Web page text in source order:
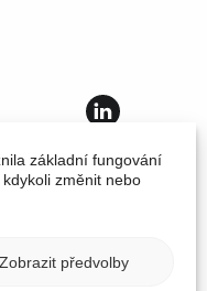
základní fungování
změnit nebo
Zobrazit předvolby
Nahoru